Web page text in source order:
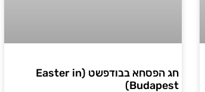
חג הפסחא בבודפשט (Easter in
Budapest)